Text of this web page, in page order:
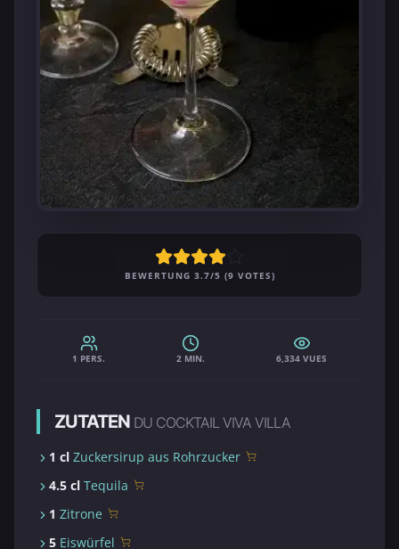
BEWERTUNG 3.7/5 (9 VOTES)
1 PERS. 2 MIN. 6,334 VUES
ZUTATEN DU COCKTAIL VIVA VILLA
1 cl Zuckersirup aus Rohrzucker
4.5 cl Tequila
1 Zitrone
5 Eiswürfel